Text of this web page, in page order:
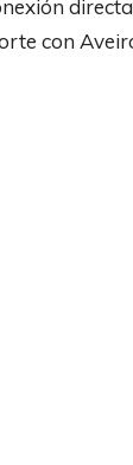
con